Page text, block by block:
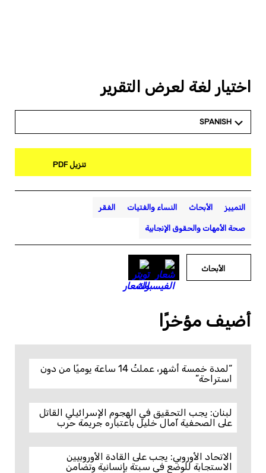
اختيار لغة لعرض التقرير
SPANISH
تنزيل PDF
التمييز الأبحاث النساء والفتيات الفقر
صحة الأمهات والحقوق الإنجابية
الأبحاث
أضيف مؤخرًا
“لمدة خمسة أشهر، عملتُ 14 ساعة يوميًا من دون
استراحة”
لبنان: يجب التحقيق في الهجوم الإسرائيلي القاتل
على الصحفية آمال خليل باعتباره جريمة حرب
الاتحاد الأوروبي: يجب على القادة الأوروبيين
الاستجابة للوضع في سبتة بإنسانية وتضامن